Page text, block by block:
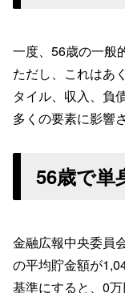
一度、56歳の一般
ただし、これはあ
タイル、収入、負
多くの要素に影響
56歳で単
金融広報中央委員
の平均貯金額が
基準にすると、0